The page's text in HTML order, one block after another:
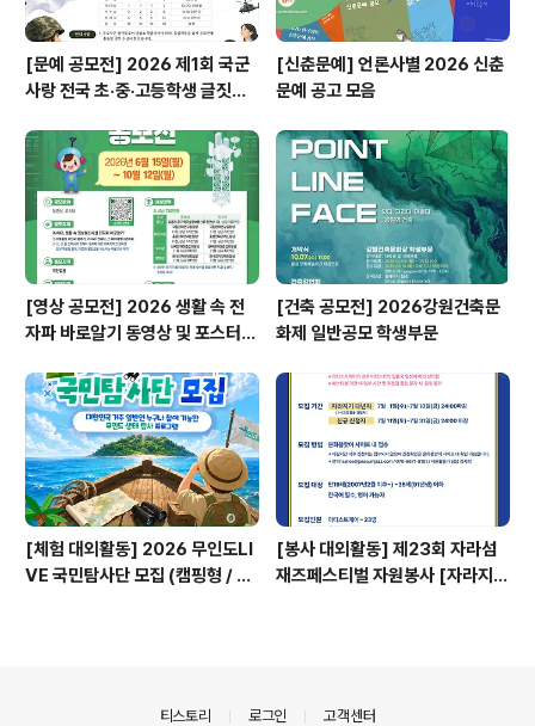
[문예 공모전] 2026 제1회 국군
사랑 전국 초·중·고등학생 글짓기
[신춘문예] 언론사별 2026 신춘
문예 공고 모음
[영상 공모전] 2026 생활 속 전
자파 바로알기 동영상 및 포스터
[건축 공모전] 2026강원건축문
화제 일반공모 학생부문
[체험 대외활동] 2026 무인도LI
VE 국민탐사단 모집 (캠핑형 / 투
[봉사 대외활동] 제23회 자라섬
재즈페스티벌 자원봉사 [자라지
티스토리 로그인 고객센터